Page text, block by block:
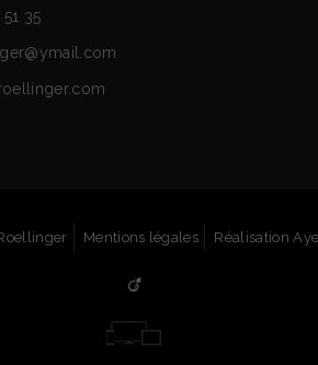
35
Mentions légales Réalisation